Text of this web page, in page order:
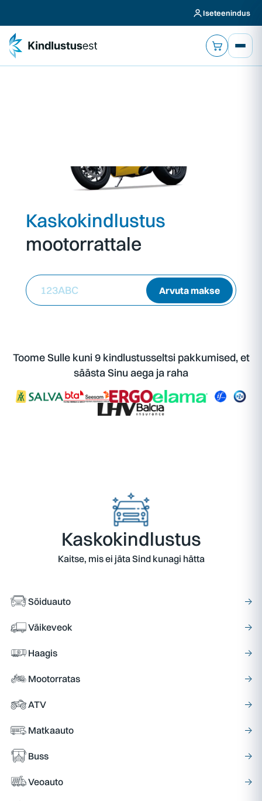
Iseteenindus
Kaskokindlustus
mootorrattale
123ABC Arvuta makse
Toome Sulle kuni 9 kindlustusseltsi pakkumised, et
säästa Sinu aega ja raha
Kaskokindlustus
Kaitse, mis ei jäta Sind kunagi hätta
Sõiduauto →
Väikeveok →
Haagis →
Mootorratas →
ATV →
Matkaauto →
Buss →
Veoauto →